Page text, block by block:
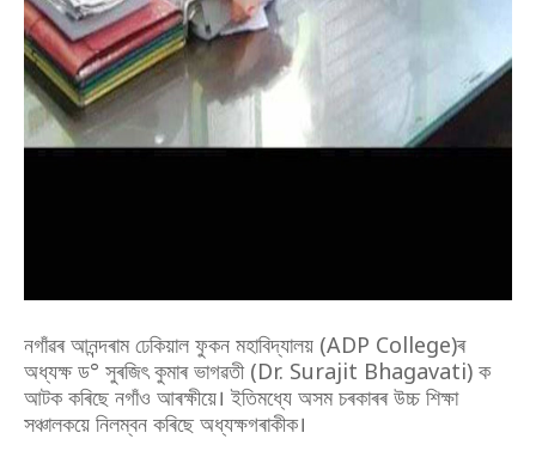
নগাঁৱৰ আনন্দৰাম ঢেকিয়াল ফুকন মহাবিদ্যালয় (ADP College)ৰ
অধ্যক্ষ ড° সুৰজিৎ কুমাৰ ভাগৱতী (Dr. Surajit Bhagavati) ক
আটক কৰিছে নগাঁও আৰক্ষীয়ে। ইতিমধ্যে অসম চৰকাৰৰ উচ্চ শিক্ষা
সঞ্চালকয়ে নিলম্বন কৰিছে অধ্যক্ষগৰাকীক।